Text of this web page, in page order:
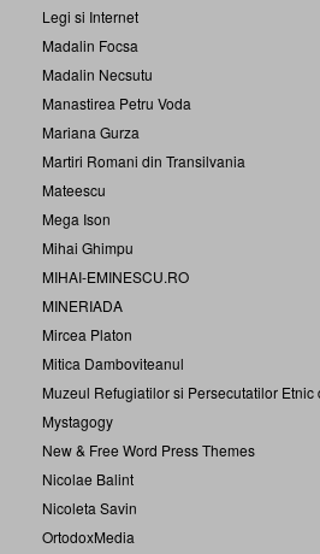
Legi si Internet
Madalin Focsa
Madalin Necsutu
Manastirea Petru Voda
Mariana Gurza
Martiri Romani din Transilvania
Mateescu
Mega Ison
Mihai Ghimpu
MIHAI-EMINESCU.RO
MINERIADA
Mircea Platon
Mitica Damboviteanul
Muzeul Refugiatilor si Persecutatilor Etnic
Mystagogy
New & Free Word Press Themes
Nicolae Balint
Nicoleta Savin
OrtodoxMedia